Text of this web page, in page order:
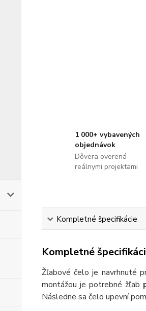
1 000+ vybavených
objednávok
Dôvera overená
reálnymi projektami
Kompletné špecifikácie
Kompletné
Žľabové čelo je navrhnuté
montážou je potrebné žľab
Následne sa čelo upevní